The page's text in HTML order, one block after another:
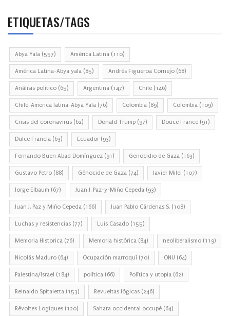
ETIQUETAS/TAGS
Abya Yala (557) América Latina (110)
América Latina-Abya yala (85) Andrés Figueroa Cornejo (68)
Análisis político (65) Argentina (147) Chile (146)
Chile-America latina-Abya Yala (76) Colombia (89) Colombia (109)
Crisis del coronavirus (62) Donald Trump (97) Douce France (91)
Dulce Francia (63) Ecuador (93)
Fernando Buen Abad Domínguez (91) Genocidio de Gaza (163)
Gustavo Petro (88) Génocide de Gaza (74) Javier Milei (107)
Jorge Elbaum (67) Juan J. Paz-y-Miño Cepeda (93)
Juan J. Paz y Miño Cepeda (166) Juan Pablo Cárdenas S. (108)
Luchas y resistencias (77) Luis Casado (155)
Memoria Historica (76) Memoria histórica (84) neoliberalismo (119)
Nicolás Maduro (64) Ocupación marroquí (70) ONU (64)
Palestina/Israel (184) política (66) Política y utopia (62)
Reinaldo Spitaletta (153) Revueltas lógicas (246)
Révoltes Logiques (120) Sahara occidental occupé (64)